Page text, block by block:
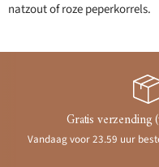
natzout of roze peperkorrels.
Gratis verzending
Vandaag voor 23.59 uur